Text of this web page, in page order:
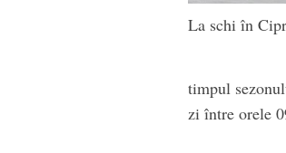
La schi în
timpul
zi între orele